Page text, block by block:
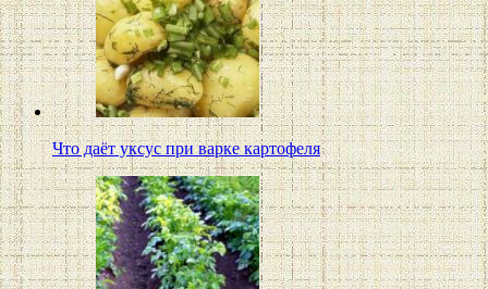
Что даёт уксус при варке картофеля